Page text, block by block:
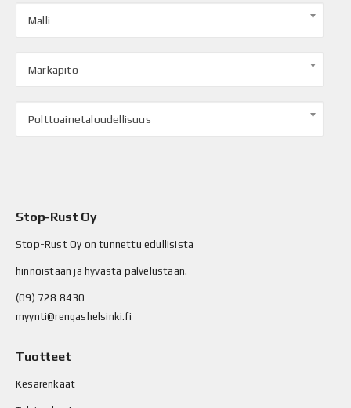
Malli
Märkäpito
Polttoainetaloudellisuus
Stop-Rust Oy
Stop-Rust Oy on tunnettu edullisista
hinnoistaan ja hyvästä palvelustaan.
(09) 728 8430
myynti@rengashelsinki.fi
Tuotteet
Kesärenkaat